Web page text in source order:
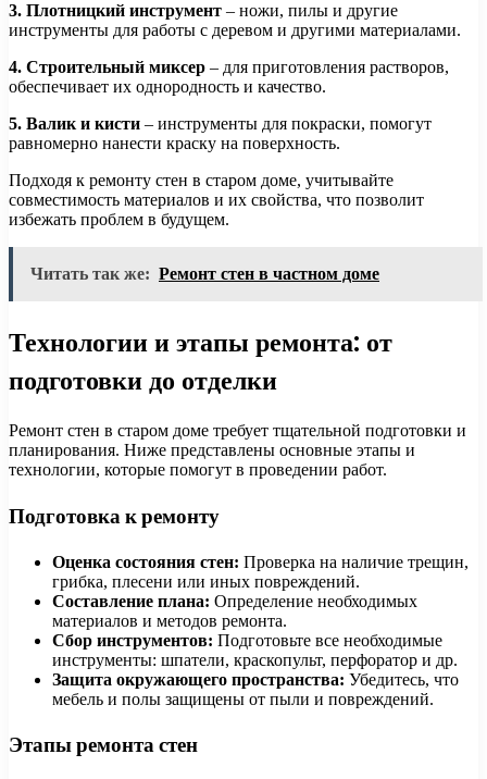
3. Плотницкий инструмент – ножи, пилы и другие
инструменты для работы с деревом и другими материалами.
4. Строительный миксер – для приготовления растворов,
обеспечивает их однородность и качество.
5. Валик и кисти – инструменты для покраски, помогут
равномерно нанести краску на поверхность.
Подходя к ремонту стен в старом доме, учитывайте
совместимость материалов и их свойства, что позволит
избежать проблем в будущем.
Читать так же: Ремонт стен в частном доме
Технологии и этапы ремонта: от
подготовки до отделки
Ремонт стен в старом доме требует тщательной подготовки и
планирования. Ниже представлены основные этапы и
технологии, которые помогут в проведении работ.
Подготовка к ремонту
Оценка состояния стен: Проверка на наличие трещин,
грибка, плесени или иных повреждений.
Составление плана: Определение необходимых
материалов и методов ремонта.
Сбор инструментов: Подготовьте все необходимые
инструменты: шпатели, краскопульт, перфоратор и др.
Защита окружающего пространства: Убедитесь, что
мебель и полы защищены от пыли и повреждений.
Этапы ремонта стен